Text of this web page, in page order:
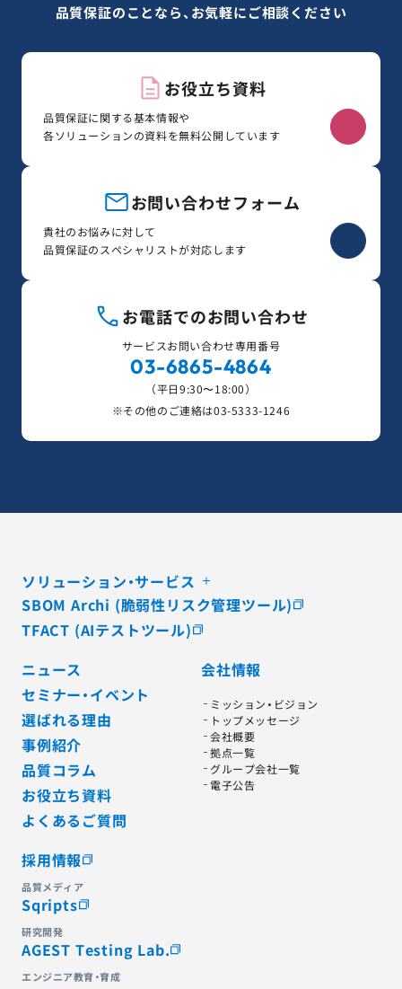
品質保証のことなら、お気軽にご相談ください
お役立ち資料
品質保証に関する基本情報や
各ソリューションの資料を無料公開しています
お問い合わせフォーム
貴社のお悩みに対して
品質保証のスペシャリストが対応します
お電話でのお問い合わせ
サービスお問い合わせ専用番号
03-6865-4864
（平日9:30〜18:00）
※その他のご連絡は03-5333-1246
ソリューション・サービス
SBOM Archi (脆弱性リスク管理ツール)
TFACT (AIテストツール)
ニュース
セミナー・イベント
選ばれる理由
事例紹介
品質コラム
お役立ち資料
よくあるご質問
会社情報
ミッション・ビジョン
トップメッセージ
会社概要
拠点一覧
グループ会社一覧
電子公告
採用情報
品質メディア
Sqripts
研究開発
AGEST Testing Lab.
エンジニア教育・育成